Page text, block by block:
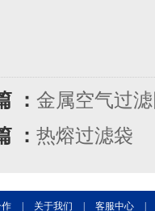
： 金属空气过
： 热熔过滤袋
关于我们 客服中心